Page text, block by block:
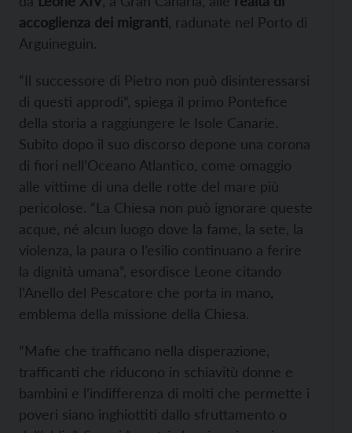
accoglienza dei migranti , radunate nel Porto di
Arguineguìn.
“Il successore di Pietro non può disinteressarsi
di questi approdi”, spiega il primo Pontefice
della storia a raggiungere le Isole Canarie.
Subito dopo il suo discorso depone una corona
di fiori nell’Oceano Atlantico, come omaggio
alle vittime di una delle rotte del mare più
pericolose. “La Chiesa non può ignorare queste
acque, né alcun luogo dove la fame, la sete, la
violenza, la paura o l’esilio continuano a ferire
la dignità umana”, esordisce Leone citando
l’Anello del Pescatore che porta in mano,
emblema della missione della Chiesa.
“Mafie che trafficano nella disperazione,
trafficanti che riducono in schiavitù donne e
bambini e l’indifferenza di molti che permette i
poveri siano inghiottiti dallo sfruttamento o